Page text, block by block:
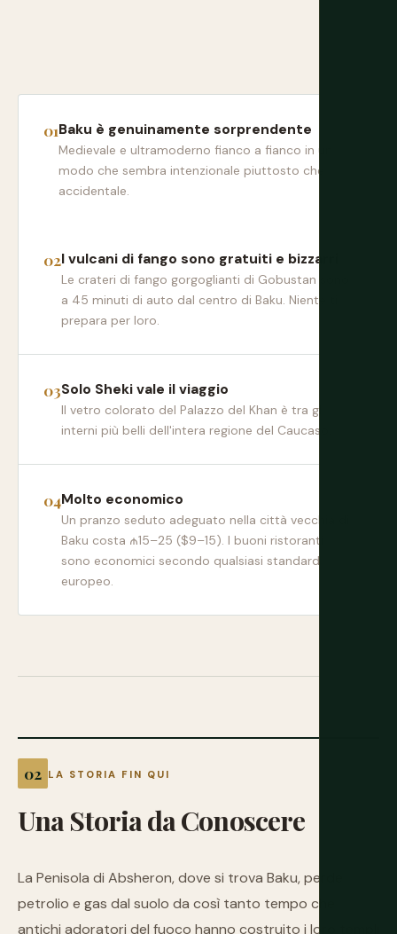
Baku è genuinamente sorprendente
Medievale e ultramoderno fianco a fianco in un
modo che sembra intenzionale piuttosto che
accidentale.
I vulcani di fango sono gratuiti e bizzarri
Le crateri di fango gorgoglianti di Gobustan sono
a 45 minuti di auto dal centro di Baku. Niente ti
prepara per loro.
Solo Sheki vale il viaggio
Il vetro colorato del Palazzo del Khan è tra gli
interni più belli dell'intera regione del Caucaso.
Molto economico
Un pranzo seduto adeguato nella città vecchia di
Baku costa ₼15–25 ($9–15). I buoni ristoranti
sono economici secondo qualsiasi standard
europeo.
LA STORIA FIN QUI
UnaStoriadaConoscere
La Penisola di Absheron, dove si trova Baku, perde
petrolio e gas dal suolo da così tanto tempo che
antichi adoratori del fuoco hanno costruito i loro templi